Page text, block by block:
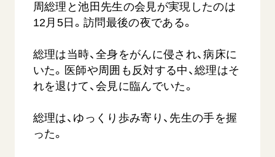
周総理と池田先生の会見が実現したのは
12月5日。訪問最後の夜である。
総理は当時、全身をがんに侵され、病床に
いた。医師や周囲も反対する中、総理はそ
れを退けて、会見に臨んでいた。
総理は、ゆっくり歩み寄り、先生の手を握
った。